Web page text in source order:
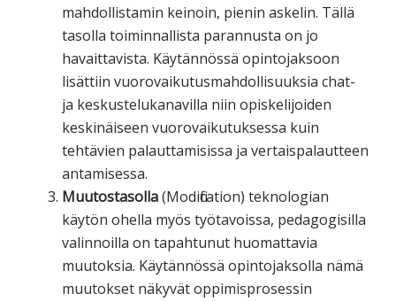
mahdollistamin keinoin, pienin askelin. Tällä
tasolla toiminnallista parannusta on jo
havaittavista. Käytännössä opintojaksoon
lisättiin vuorovaikutusmahdollisuuksia chat-
ja keskustelukanavilla niin opiskelijoiden
keskinäiseen vuorovaikutuksessa kuin
tehtävien palauttamisissa ja vertaispalautteen
antamisessa.
Muutostasolla(Modification) teknologian
käytön ohella myös työtavoissa, pedagogisilla
valinnoilla on tapahtunut huomattavia
muutoksia. Käytännössä opintojaksolla nämä
muutokset näkyvät oppimisprosessin